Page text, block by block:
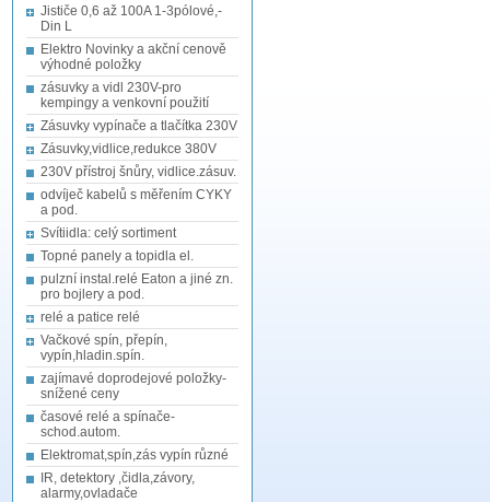
Jističe 0,6 až 100A 1-3pólové,-
Din L
Elektro Novinky a akční cenově
výhodné položky
zásuvky a vidl 230V-pro
kempingy a venkovní použití
Zásuvky vypínače a tlačítka 230V
Zásuvky,vidlice,redukce 380V
230V přístroj šnůry, vidlice.zásuv.
odvíječ kabelů s měřením CYKY
a pod.
Svítiidla: celý sortiment
Topné panely a topidla el.
pulzní instal.relé Eaton a jiné zn.
pro bojlery a pod.
relé a patice relé
Vačkové spín, přepín,
vypín,hladin.spín.
zajímavé doprodejové položky-
snížené ceny
časové relé a spínače-
schod.autom.
Elektromat,spín,zás vypín různé
IR, detektory ,čidla,závory,
alarmy,ovladače